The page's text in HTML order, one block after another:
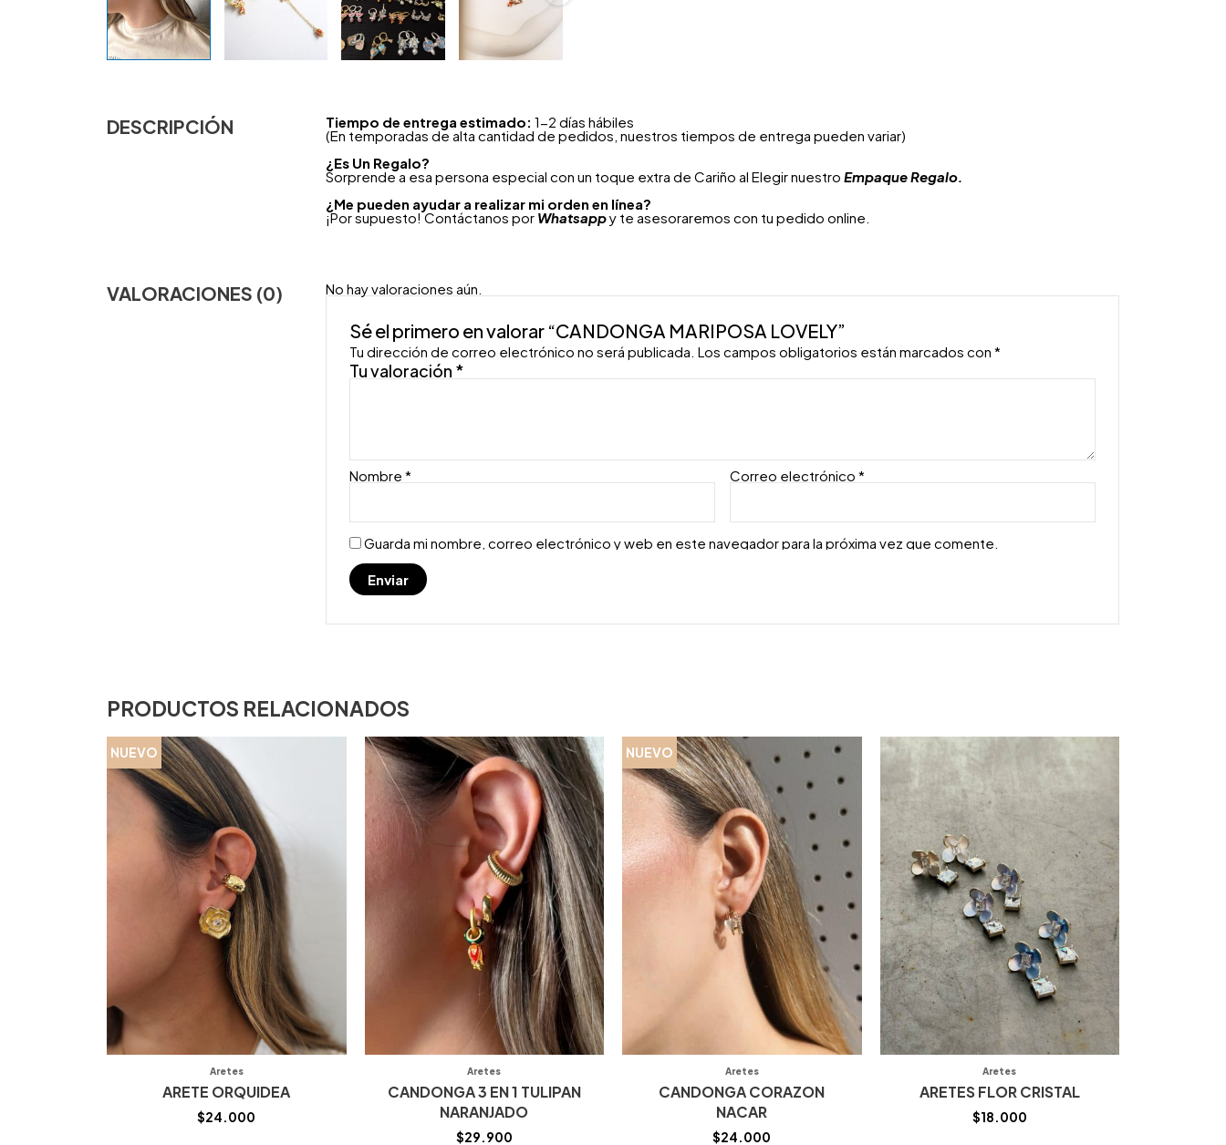
DESCRIPCIÓN Tiempo de entrega estimado: 1-2 días hábiles
(En temporadas de alta cantidad de pedidos, nuestros tiempos de entrega pueden variar)
¿ Es Un Regalo?
Sorprende a esa persona especial con un toque extra de Cariño al Elegir nuestro Empaque Regalo.
¿Me pueden ayudar a realizar mi orden en línea?
¡Por supuesto! Contáctanos por Whatsappy te asesoraremos con tu pedido online.
VALORACIONES (0) No hay valoraciones aún.
Sé el primero en valorar “CANDONGA MARIPOSA LOVELY”
Tu dirección de correo electrónico no será publicada. Los campos obligatorios están marcados con*
Tu valoración *
Nombre* Correo electrónico*
Guarda mi nombre, correo electrónico y web en este navegador para la próxima vez que comente.
PRODUCTOS RELACIONADOS
NUEVO
Aretes
ARETE ORQUIDEA
$24.000
Aretes
CANDONGA 3 EN 1 TULIPAN
NARANJADO
$29.900
NUEVO
Aretes
CANDONGA CORAZON
NACAR
$24.000
Aretes
ARETES FLOR CRISTAL
$18.000